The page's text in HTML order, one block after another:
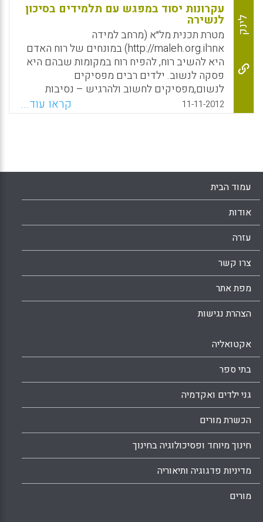
לינק
עקרונות יסוד במפגש עם תלמידים בסיכון
לנשירה
מטרת תכנית מל״א (מרחב למידה
אחרhttp://maleh.org.il) במונחים של רוח האדם
היא להשיב רוח, להפיח רוח במקומות שבהם היא
פסקה לנשוב. ילדים רבים מפסיקים
לנשום,מפסיקים לחשוב ולהרגיש – נסיבות
חייהם חנקו כל תקווה לשינוי, לקיום של ערך
ולקיום עם משמעות. הדרך שבה פועלים כדי
שמאמינה ביכולת שינוי, שמאמינה בחשיבות
הסביבה שבה ניתן או לא ניתן לחיות באופן מלא,
הפעלה תפיסה זו דווקא במקרים הקשים מצביעה
התלמידים החשדנים הללו, הנואשים הללו,
מרגשת ומשמעותית שלא ניתן שלא לחשוב על
ההשפעה המיטיבה שיכולה להיות להתנהלות
כזאת לגבי כל הילדים כולם ( גליה אריאלי ) .
WhatsApp
Facebook
Email
X
11-11-2012 קראו עוד...
עמוד הבית
אודות
עזרה
צרו קשר
מפת אתר
הצהרת נגישות
אקטואליה
בתי ספר
גני ילדים ואקדמיה
הכשרת מורים
חינוך מיוחד ופסיכולוגיה בחינוך
מדיניות פדגוגיה ותיאוריה
מורים